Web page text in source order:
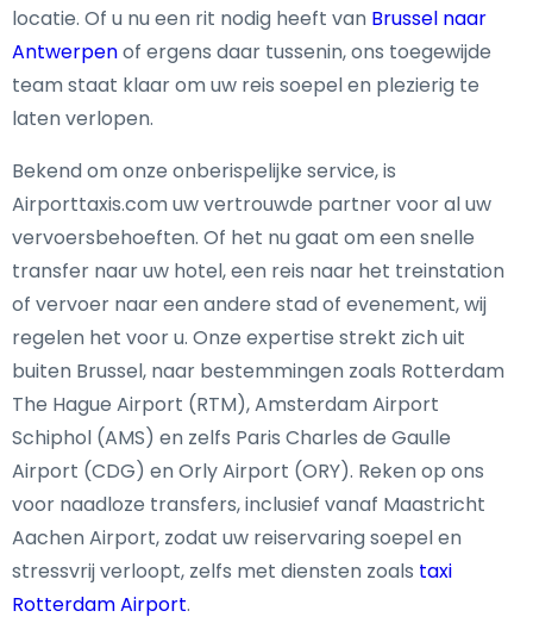
locatie. Of u nu een rit nodig heeft van Brussel naar
Antwerpenof ergens daar tussenin, ons toegewijde
team staat klaar om uw reis soepel en plezierig te
laten verlopen.
Bekend om onze onberispelijke service, is
Airporttaxis.com uw vertrouwde partner voor al uw
vervoersbehoeften. Of het nu gaat om een snelle
transfer naar uw hotel, een reis naar het treinstation
of vervoer naar een andere stad of evenement, wij
regelen het voor u. Onze expertise strekt zich uit
buiten Brussel, naar bestemmingen zoals Rotterdam
The Hague Airport (RTM), Amsterdam Airport
Schiphol (AMS) en zelfs Paris Charles de Gaulle
Airport (CDG) en Orly Airport (ORY). Reken op ons
voor naadloze transfers, inclusief vanaf Maastricht
Aachen Airport, zodat uw reiservaring soepel en
stressvrij verloopt, zelfs met diensten zoals taxi
Rotterdam Airport.